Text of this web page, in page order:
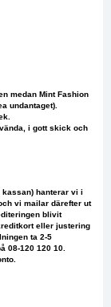
medan Mint Fashion
undantaget).
i gott skick och
hanterar vi i
vi mailar därefter ut
blivit
eller justering
ta 2-5
08-120 120 10.